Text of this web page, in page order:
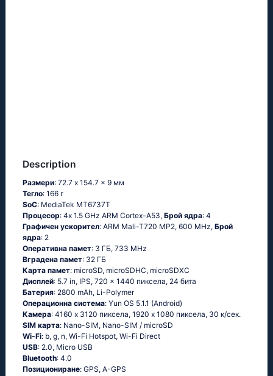
Description
Размери: 72.7 x 154.7 x 9 мм
Тегло: 166 г
SoC: MediaTek MT6737T
Процесор: 4x 1.5 GHz ARM Cortex-A53, Брой ядра: 4
Графичен ускорител: ARM Mali-T720 MP2, 600 MHz, Брой
ядра: 2
Оперативна памет: 3 ГБ, 733 MHz
Вградена памет: 32 ГБ
Карта памет: microSD, microSDHC, microSDXC
Дисплей: 5.7 in, IPS, 720 x 1440 пиксела, 24 бита
Батерия: 2800 mAh, Li-Polymer
Операционна система: Yun OS 5.1.1 (Android)
Камера: 4160 x 3120 пиксела, 1920 x 1080 пиксела, 30 к/сек.
SIM карта: Nano-SIM, Nano-SIM / microSD
Wi-Fi: b, g, n, Wi-Fi Hotspot, Wi-Fi Direct
USB: 2.0, Micro USB
Bluetooth: 4.0
Позициониране: GPS, A-GPS